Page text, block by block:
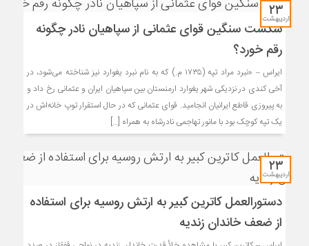
۲۳
اردیبهشت
شکست سنگین قوای عثمانی از سپاهیان نادر چگونه
رقم خورد؟
ایراس – «نبرد مراد تپه (۱۷۳۵ م.) که به نام نبرد یغوارد نیز شناخته می‌شود، در
آخی کندی در نزدیکی شهر یغوارد ارمنستان بین سپاهیان ایران و عثمانی رخ داد و
به پیروزی قاطع ایرانیان انجامید. قوای عثمانی که در حال استقرار توپ خانه‌اش در
یک تپه کوچک بود با مانور تهاجمی نادرشاه به همراه […]
۲۳
اردیبهشت
دستورالعمل کاترین کبیر به ارتش روسیه برای استفاده
از ضعف خاندان زندیه